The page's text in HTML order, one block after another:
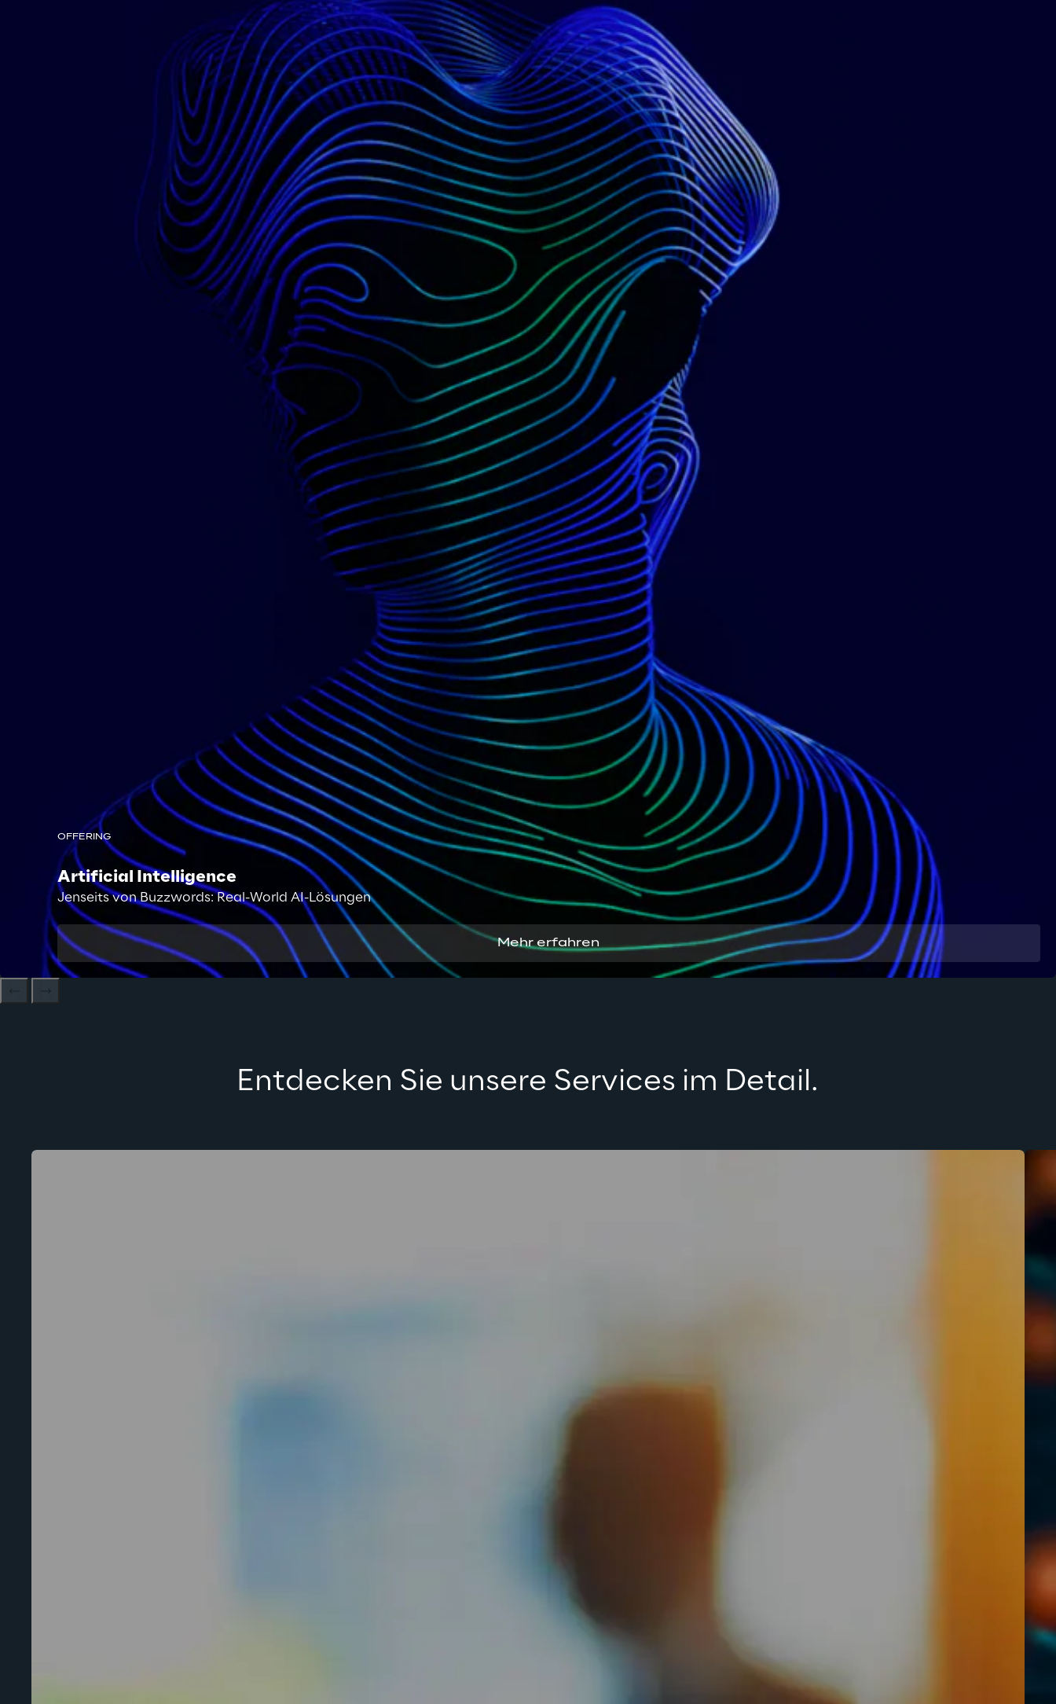
OFFERING
Artificial Intelligence
Jenseits von Buzzwords: Real-World AI-Lösungen
Mehr erfahren
Entdecken Sie unsere Services im Detail.